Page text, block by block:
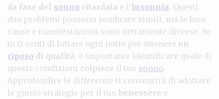
da fase del sonno ritardata e l’insonnia. Questi
due problemi possono sembrare simili, ma le loro
cause e manifestazioni sono nettamente diverse. Se
tu ti senti di lottare ogni notte per ottenere un
riposo di qualità, è importante identificare quale di
queste condizioni colpisce il tuo sonno.
Approfondire le differenze ti consentirà di adottare
le giuste strategie per il tuo benessere e